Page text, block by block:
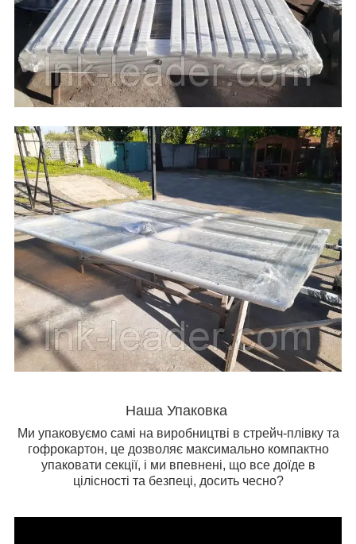
Наша Упаковка
Ми упаковуємо самі на виробництві в стрейч-плівку та
гофрокартон, це дозволяє максимально компактно
упаковати секції, і ми впевнені, що все доїде в
цілісності та безпеці, досить чесно?